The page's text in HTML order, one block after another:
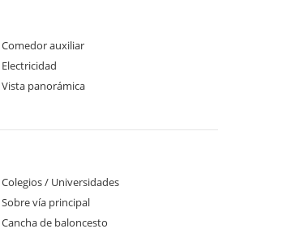
Comedor auxiliar
Electricidad
Vista panorámica
Colegios / Universidades
Sobre vía principal
Cancha de baloncesto